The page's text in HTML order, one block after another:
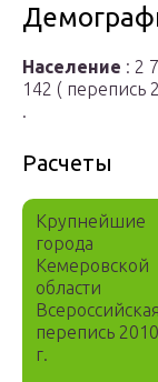
Население : 2
142 ( перепись
.
Расчеты
Крупнейшие
города
Кемеровской
области
Всероссийская
перепись 2010
г.